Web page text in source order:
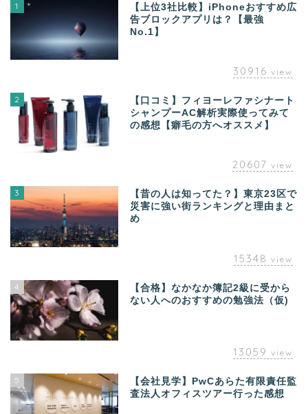
1
【上位3社比較】iPhoneおすすめ広
告ブロックアプリは？【最強
No.1】
30916 view
2
【口コミ】フィヨーレファシナート
シャンプーAC解析実際使ってみて
の感想【癖毛の方へオススメ】
20607 view
3
【昔の人は知ってた？】東京23区で
災害に強い街ランキングと理由まと
め
15348 view
4
【合格】なかなか簿記2級に受から
ない人へのおすすめの勉強法（仮)
13059 view
5
【会社見学】PwCあらた有限責任監
査法人オフィスツアー行った感想